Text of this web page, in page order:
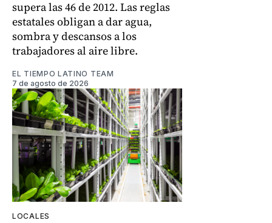
supera las 46 de 2012. Las reglas
estatales obligan a dar agua,
sombra y descansos a los
trabajadores al aire libre.
EL TIEMPO LATINO TEAM
7 de agosto de 2026
LOCALES